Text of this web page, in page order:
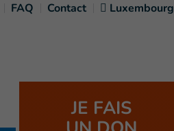
FAQ Contact Luxembourg
JE FAIS